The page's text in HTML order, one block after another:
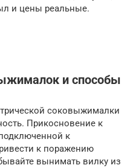
и цены реальные.
и способы
соковыжималки
Прикосновение к
к
к поражению
вынимать вилку из